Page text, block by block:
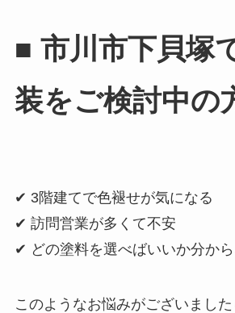
■ 市川市下貝塚
装をご検討中の
✔ 3階建てで色褪せが気になる
✔ 訪問営業が多くて不安
✔ どの塗料を選べばいいか分か
このようなお悩みがございました